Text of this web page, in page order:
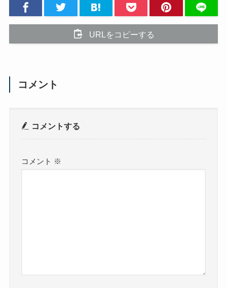
URLをコピーする
コメント
コメントする
コメント ※